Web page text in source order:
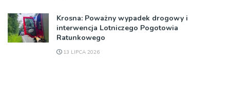
Krosna: Poważny wypadek drogowy i
interwencja Lotniczego Pogotowia
Ratunkowego
13 LIPCA 2026